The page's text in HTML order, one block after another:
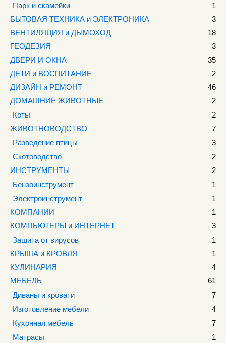
Парк и скамейки
1
БЫТОВАЯ ТЕХНИКА и ЭЛЕКТРОНИКА
3
ВЕНТИЛЯЦИЯ и ДЫМОХОД
18
ГЕОДЕЗИЯ
3
ДВЕРИ И ОКНА
35
ДЕТИ и ВОСПИТАНИЕ
2
ДИЗАЙН и РЕМОНТ
46
ДОМАШНИЕ ЖИВОТНЫЕ
2
Коты
2
ЖИВОТНОВОДСТВО
7
Разведение птицы
3
Скотоводство
2
ИНСТРУМЕНТЫ
2
Бензоинструмент
1
Электроинструмент
1
КОМПАНИИ
1
КОМПЬЮТЕРЫ и ИНТЕРНЕТ
3
Защита от вирусов
1
КРЫША и КРОВЛЯ
1
КУЛИНАРИЯ
4
МЕБЕЛЬ
61
Диваны и кровати
7
Изготовление мебели
4
Кухонная мебель
7
Матрасы
1